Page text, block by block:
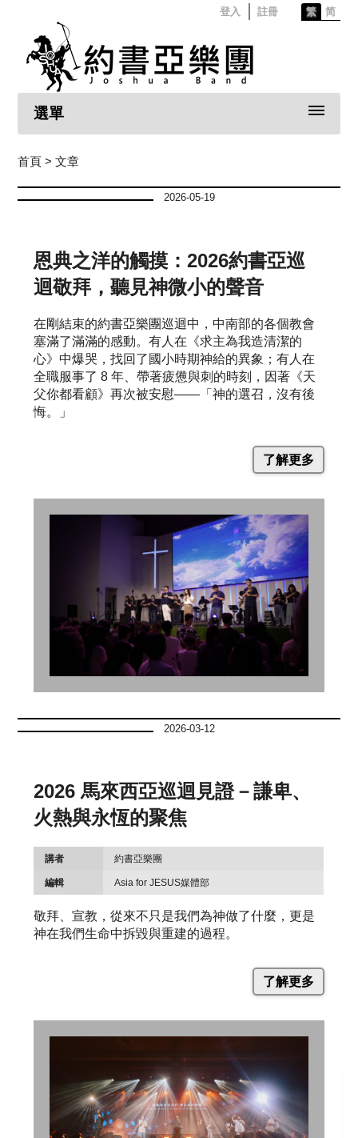
登入 註冊 繁 简
選單
首頁 > 文章
2026-05-19
恩典之洋的觸摸：2026約書亞巡
迴敬拜，聽見神微小的聲音
在剛結束的約書亞樂團巡迴中，中南部的各個教會
塞滿了滿滿的感動。有人在《求主為我造清潔的
心》中爆哭，找回了國小時期神給的異象；有人在
全職服事了 8 年、帶著疲憊與刺的時刻，因著《天
父你都看顧》再次被安慰——「神的選召，沒有後
悔。」
了解更多
2026-03-12
2026 馬來西亞巡迴見證－謙卑、
火熱與永恆的聚焦
講者 約書亞樂團
編輯 Asia for JESUS媒體部
敬拜、宣教，從來不只是我們為神做了什麼，更是
神在我們生命中拆毀與重建的過程。
了解更多